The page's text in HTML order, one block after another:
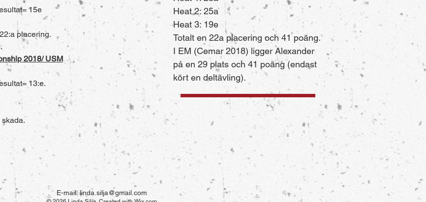
15e
placering.
2018/ USM
13:e.
Heat 2: 25a
Heat 3: 19e
Totalt en 22a placering och 41 poäng.
I EM (Cemar 2018) ligger Alexander
på en 29 plats och 41 poäng (endast
kört en deltävling).
E-mail:linda.silja@gmail.com